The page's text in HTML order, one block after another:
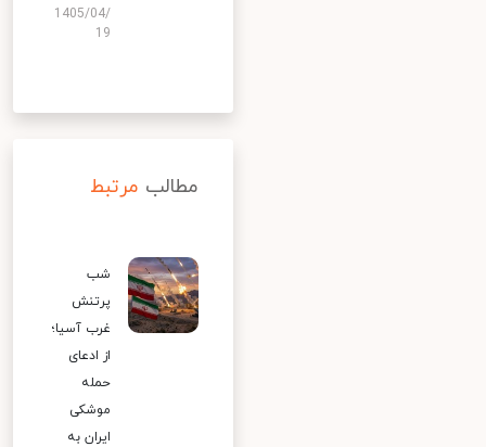
1405/04/
19
مطالب مرتبط
شب
پرتنش
غرب آسیا؛
از ادعای
حمله
موشکی
ایران به